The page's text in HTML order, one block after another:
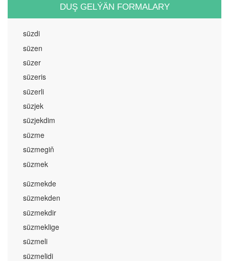
DUŞ GELÝÄN FORMALARY
süzdi
süzen
süzer
süzeris
süzerli
süzjek
süzjekdim
süzme
süzmegiň
süzmek
süzmekde
süzmekden
süzmekdir
süzmeklige
süzmeli
süzmelidi